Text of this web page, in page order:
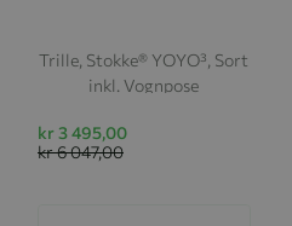
Trille, Stokke® YOYO³, Sort
inkl. Vognpose
kr 3 495,00
kr 6 047,00